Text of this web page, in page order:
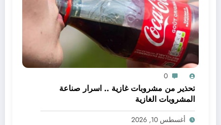
0
تحذير من مشروبات غازية .. اسرار صناعة
المشروبات الغازية
أغسطس 10, 2026